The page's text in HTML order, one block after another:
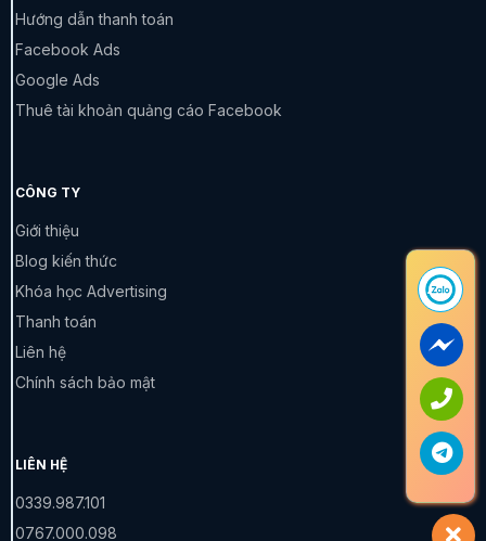
Hướng dẫn thanh toán
Facebook Ads
Google Ads
Thuê tài khoản quảng cáo Facebook
CÔNG TY
Giới thiệu
Blog kiến thức
Khóa học Advertising
Thanh toán
Liên hệ
Chính sách bảo mật
LIÊN HỆ
0339.987.101
0767.000.098
Giỏ
hàng
đang
trống
sản
số rồi
quay
lại đây
để
kiểm
trước
khi
Tạm
tính
0
đ